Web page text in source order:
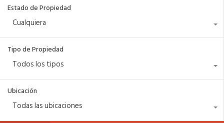
Estado de Propiedad
Cualquiera
Tipo de Propiedad
Todos los tipos
Ubicación
Todas las ubicaciones